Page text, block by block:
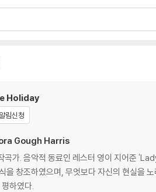
Holiday
림신청
Gough Harris
곡가. 음악적 동료인 레스터 영이 지어준
을 창조하였으며, 무엇보다 자신의 현실을
하였다.